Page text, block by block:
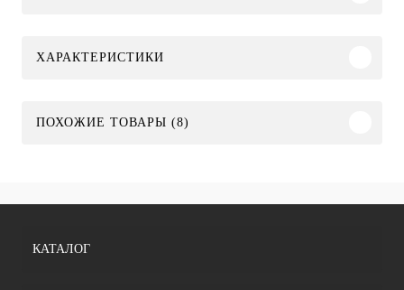
ХАРАКТЕРИСТИКИ
ПОХОЖИЕ ТОВАРЫ (8)
КАТАЛОГ